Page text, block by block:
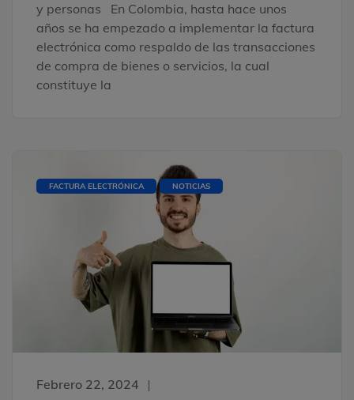
y personas En Colombia, hasta hace unos
años se ha empezado a implementar la factura
electrónica como respaldo de las transacciones
de compra de bienes o servicios, la cual
constituye la
FACTURA ELECTRÓNICA NOTICIAS
Febrero 22, 2024